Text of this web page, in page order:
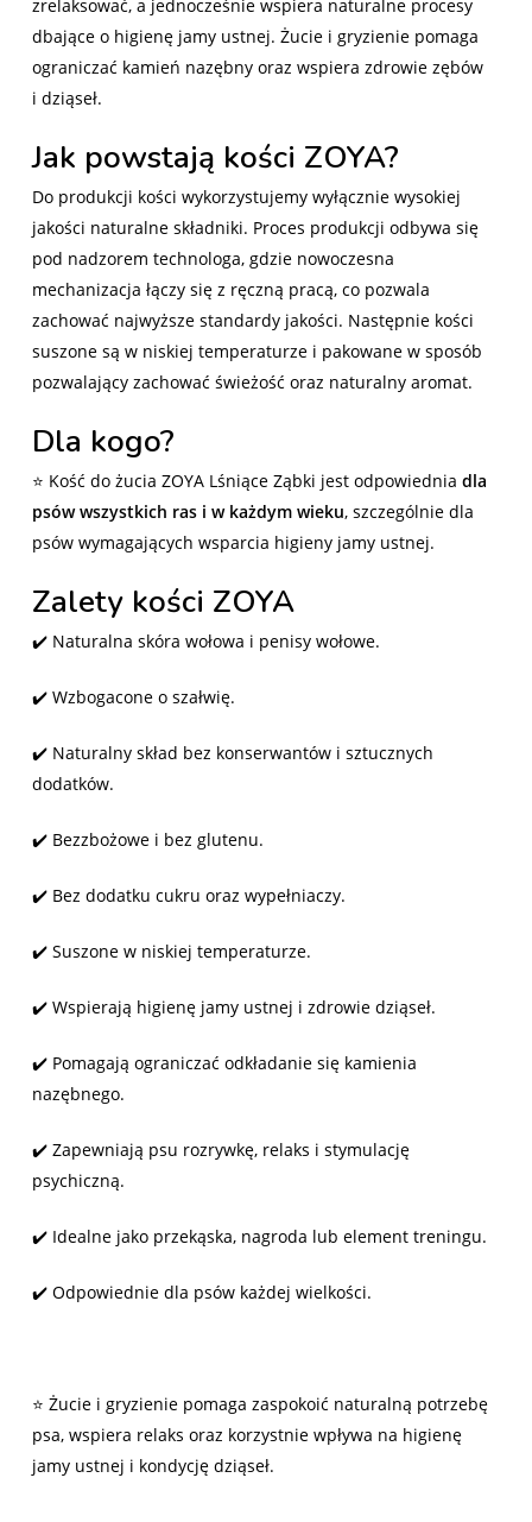
zrelaksować, a jednocześnie wspiera naturalne procesy
dbające o higienę jamy ustnej. Żucie i gryzienie pomaga
ograniczać kamień nazębny oraz wspiera zdrowie zębów
i dziąseł.
Jak powstają kości ZOYA?
Do produkcji kości wykorzystujemy wyłącznie wysokiej
jakości naturalne składniki. Proces produkcji odbywa się
pod nadzorem technologa, gdzie nowoczesna
mechanizacja łączy się z ręczną pracą, co pozwala
zachować najwyższe standardy jakości. Następnie kości
suszone są w niskiej temperaturze i pakowane w sposób
pozwalający zachować świeżość oraz naturalny aromat.
Dla kogo?
⭐ Kość do żucia ZOYA Lśniące Ząbki jest odpowiednia dla
psów wszystkich ras i w każdym wieku, szczególnie dla
psów wymagających wsparcia higieny jamy ustnej.
Zalety kości ZOYA
✔️ Naturalna skóra wołowa i penisy wołowe.
✔️ Wzbogacone o szałwię.
✔️ Naturalny skład bez konserwantów i sztucznych
dodatków.
✔️ Bezzbożowe i bez glutenu.
✔️ Bez dodatku cukru oraz wypełniaczy.
✔️ Suszone w niskiej temperaturze.
✔️ Wspierają higienę jamy ustnej i zdrowie dziąseł.
✔️ Pomagają ograniczać odkładanie się kamienia
nazębnego.
✔️ Zapewniają psu rozrywkę, relaks i stymulację
psychiczną.
✔️ Idealne jako przekąska, nagroda lub element treningu.
✔️ Odpowiednie dla psów każdej wielkości.
⭐ Żucie i gryzienie pomaga zaspokoić naturalną potrzebę
psa, wspiera relaks oraz korzystnie wpływa na higienę
jamy ustnej i kondycję dziąseł.